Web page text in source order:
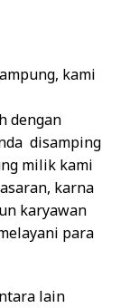
kami
dengan
disamping
milik kami
karna
karyawan
para
lain